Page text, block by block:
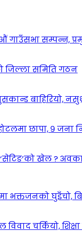
गाउँसभा सम्पन्न,
जिल्ला समिति गठन
बाहिरियो,
छापा, ९ जना
खेल ?
भक्तजनको घुइँचो,
विवाद चर्कियो,